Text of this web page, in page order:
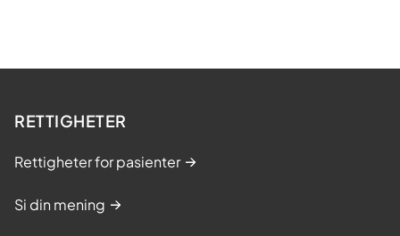
RETTIGHETER
Rettigheter for pasienter
Si din mening